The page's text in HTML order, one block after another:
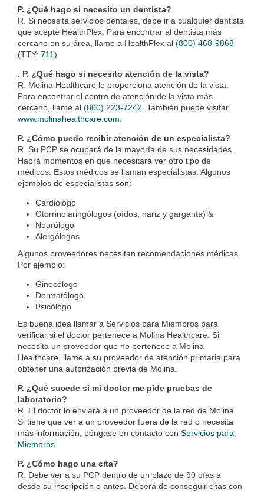
P. ¿Qué hago si necesito un dentista?
R. Si necesita servicios dentales, debe ir a cualquier dentista
que acepte HealthPlex. Para encontrar al dentista más
cercano en su área, llame a HealthPlex al (800) 468-9868
(TTY: 711)
. P. ¿Qué hago si necesito atención de la vista?
R. Molina Healthcare le proporciona atención de la vista.
Para encontrar el centro de atención de la vista más
cercano, llame al (800) 223-7242. También puede visitar
www.molinahealthcare.com.
P. ¿Cómo puedo recibir atención de un especialista?
R. Su PCP se ocupará de la mayoría de sus necesidades.
Habrá momentos en que necesitará ver otro tipo de
médicos. Estos médicos se llaman especialistas. Algunos
ejemplos de especialistas son:
Cardiólogo
Otorrinolaringólogos (oídos, nariz y garganta) &
Neurólogo
Alergólogos
Algunos proveedores necesitan recomendaciones médicas.
Por ejemplo:
Ginecólogo
Dermatólogo
Psicólogo
Es buena idea llamar a Servicios para Miembros para
verificar si el doctor pertenece a Molina Healthcare. Si
necesita un proveedor que no pertenece a Molina
Healthcare, llame a su proveedor de atención primaria para
obtener una autorización previa de Molina.
P. ¿Qué sucede si mi doctor me pide pruebas de
laboratorio?
R. El doctor lo enviará a un proveedor de la red de Molina.
Si tiene que ver a un proveedor fuera de la red o necesita
más información, póngase en contacto con Servicios para
Miembros.
P. ¿Cómo hago una cita?
R. Debe ver a su PCP dentro de un plazo de 90 días a
desde su inscripción o antes. Deberá de conseguir citas con